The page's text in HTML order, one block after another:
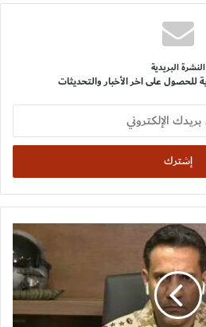
النشرة البريدية
للحصول على اخر الأخبار والتحديثات